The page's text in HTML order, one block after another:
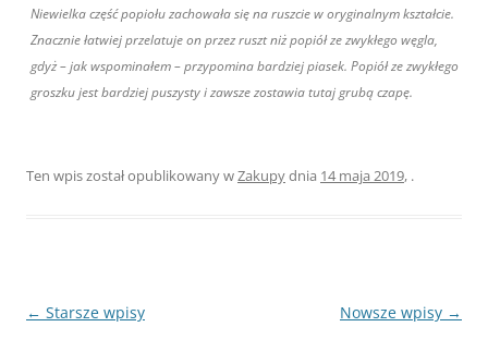
Niewielka część popiołu zachowała się na ruszcie w oryginalnym kształcie.
Znacznie łatwiej przelatuje on przez ruszt niż popiół ze zwykłego węgla,
gdyż – jak wspominałem – przypomina bardziej piasek. Popiół ze zwykłego
groszku jest bardziej puszysty i zawsze zostawia tutaj grubą czapę.
Ten wpis został opublikowany wZakupydnia 14 maja 2019, .
Zobacz
← Starsze wpisy Nowsze wpisy →